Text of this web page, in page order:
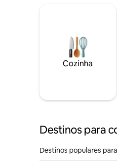
Cozinha
Destinos para
Destinos populares